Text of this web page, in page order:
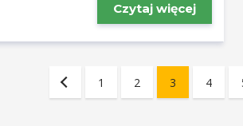
Czytaj więcej
1 2 3 4